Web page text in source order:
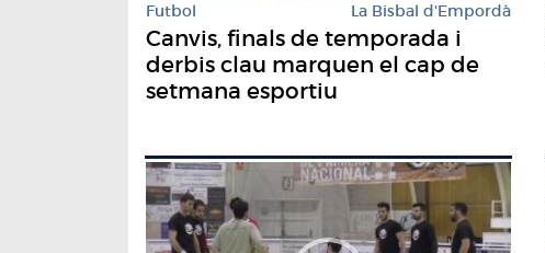
Futbol La Bisbal d'Empordà
Canvis, finals de temporada i
derbis clau marquen el cap de
setmana esportiu